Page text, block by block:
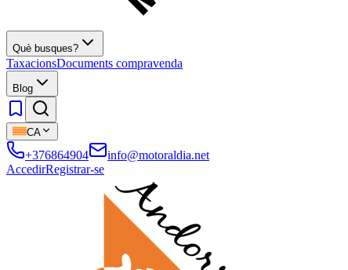
Què busques?
TaxacionsDocuments compravenda
Blog
CA
+376864904
info@motoraldia.net
AccedirRegistrar-se